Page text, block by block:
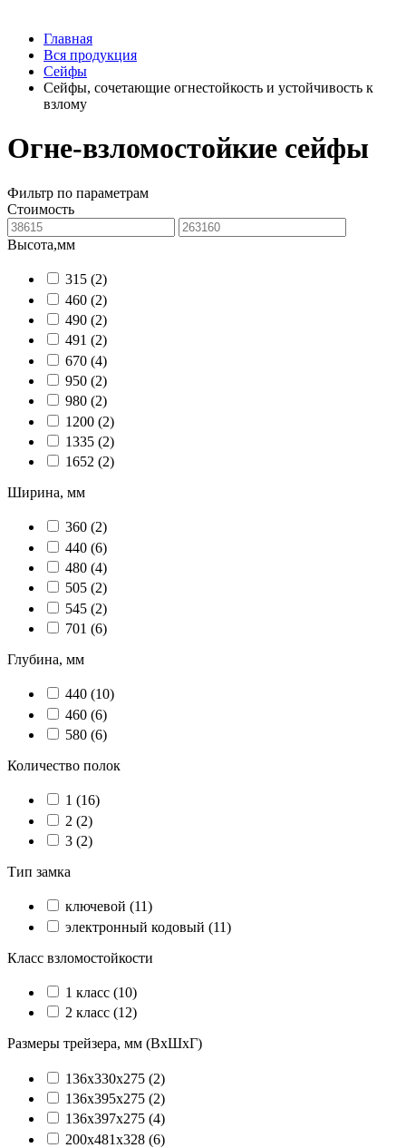
Главная
Вся продукция
Сейфы
Сейфы, сочетающие огнестойкость и устойчивость к
взлому
Огне-взломостойкие сейфы
Фильтр по параметрам
Стоимость
Высота,мм
315 (2)
460 (2)
490 (2)
491 (2)
670 (4)
950 (2)
980 (2)
1200 (2)
1335 (2)
1652 (2)
Ширина, мм
360 (2)
440 (6)
480 (4)
505 (2)
545 (2)
701 (6)
Глубина, мм
440 (10)
460 (6)
580 (6)
Количество полок
1 (16)
2 (2)
3 (2)
Тип замка
ключевой (11)
электронный кодовый (11)
Класс взломостойкости
1 класс (10)
2 класс (12)
Размеры трейзера, мм (ВхШхГ)
136х330х275 (2)
136х395х275 (2)
136х397х275 (4)
200х481х328 (6)